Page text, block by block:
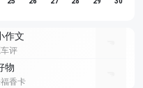
作文
评
物
香卡